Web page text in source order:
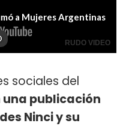
sociales del
una publicación
Ninci y su